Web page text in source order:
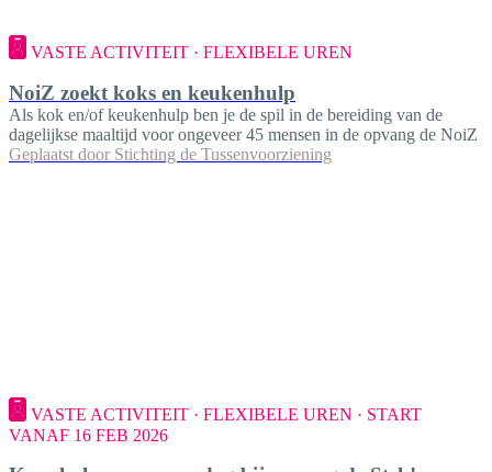
VASTE ACTIVITEIT · FLEXIBELE UREN
NoiZ zoekt koks en keukenhulp
Als kok en/of keukenhulp ben je de spil in de bereiding van de
dagelijkse maaltijd voor ongeveer 45 mensen in de opvang de NoiZ
Geplaatst door Stichting de Tussenvoorziening
VASTE ACTIVITEIT · FLEXIBELE UREN · START
VANAF 16 FEB 2026